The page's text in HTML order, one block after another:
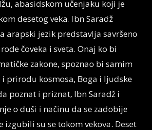
abasidskom učenjaku koji je
desetog veka. Ibn Saradž
arapski jezik predstavlja savršeno
čoveka i sveta. Onaj ko bi
zakone, spoznao bi samim
i prirodu kosmosa, Boga i ljudske
poznat i priznat, Ibn Saradž i
o duši i načinu da se zadobije
izgubili su se tokom vekova. Deset